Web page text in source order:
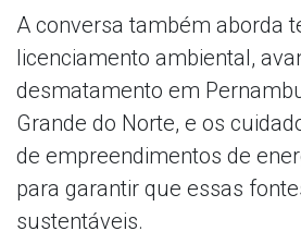
A conversa também aborda
licenciamento ambiental,
desmatamento em
Grande do Norte, e os
de empreendimentos de
para garantir que essas
sustentáveis.